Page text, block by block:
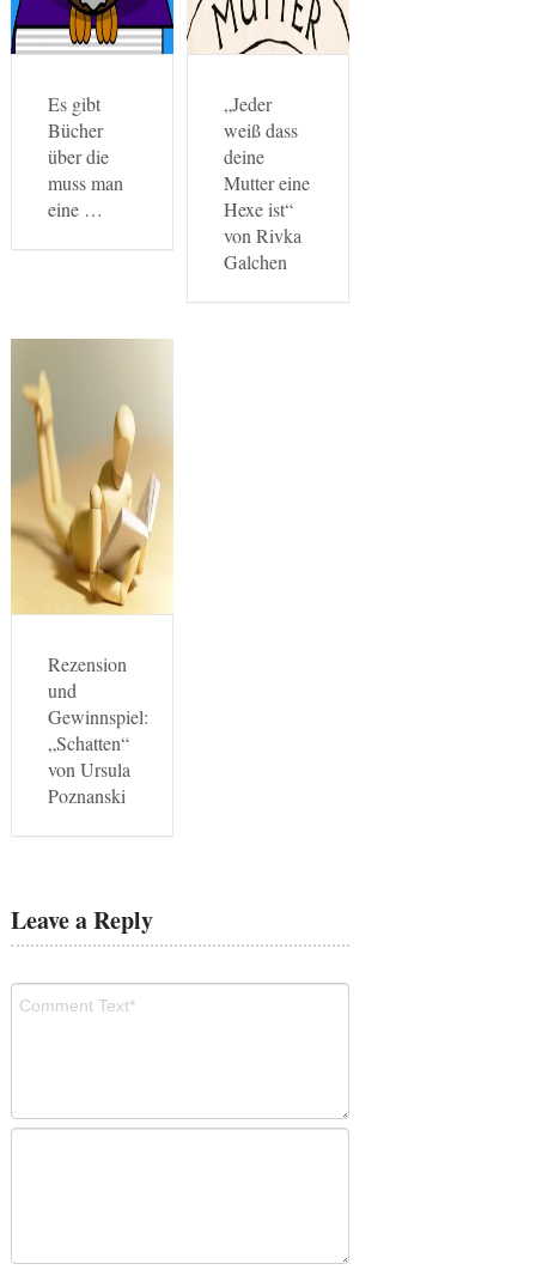
Es gibt
Bücher
über die
muss man
eine …
„Jeder
weiß dass
deine
Mutter eine
Hexe ist“
von Rivka
Galchen
Rezension
und
Gewinnspiel:
„Schatten“
von Ursula
Poznanski
Leave a Reply